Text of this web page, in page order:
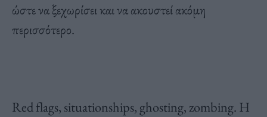
ώστε να ξεχωρίσει και να ακουστεί ακόμη
περισσότερο.
Red flags, situationships, ghosting, zombing. Η